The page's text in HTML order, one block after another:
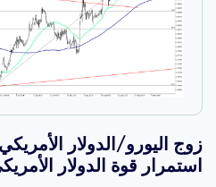
زوج اليورو/الدولار
استمرار قوة الدولار